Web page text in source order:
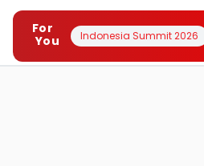
For
You
Indonesia Summit 2026